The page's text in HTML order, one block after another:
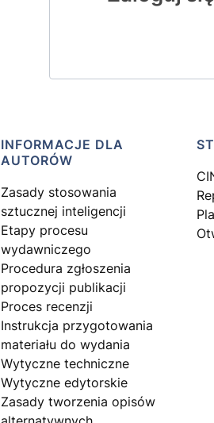
INFORMACJE DLA
AUTORÓW
Zasady stosowania
sztucznej inteligencji
Etapy procesu
wydawniczego
Procedura zgłoszenia
propozycji publikacji
Proces recenzji
Instrukcja przygotowania
materiału do wydania
Wytyczne techniczne
Wytyczne edytorskie
Zasady tworzenia opisów